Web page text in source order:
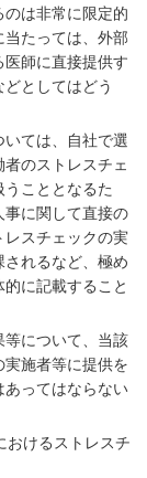
は非常に限定的
たっては、外部
師に直接提供す
としてはどう
ては、自社で選
のストレスチェ
こととなるた
事に関して直接の
レスチェックの実
れるなど、極め
に記載すること
等について、当該
施者等に提供を
あってはならない
おけるストレスチ